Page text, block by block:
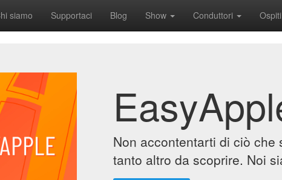
siamo Supportaci Blog Show Conduttori Ospiti
Non accontentarti di ciò che
tanto altro da scoprire. Noi